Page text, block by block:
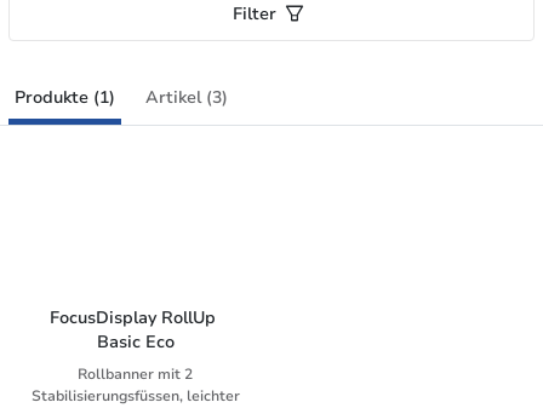
Filter
Produkte (1) Artikel (3)
FocusDisplay RollUp
Basic Eco
Rollbanner mit 2
Stabilisierungsfüssen, leichter